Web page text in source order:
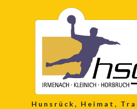
Hunsrück, Heimat,